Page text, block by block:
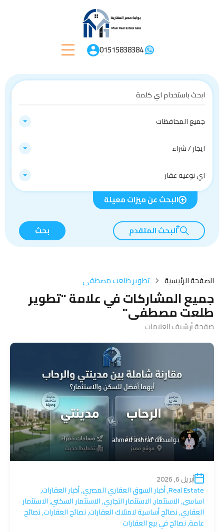
01515838384
جميع المحافظات
ايجار / شراء
اي نوعيه عقار
البحث عن ميزات معينة
البحث المتقدم بحث
الصفحة الرئيسية تطوير طلعت مصطفى
جميع المشاركات في علامة "تطوير
طلعت مصطفى"
صفحة أرشيف العلامات
بواسطةahmed ashraf
أبريل 6, 2026
Real Estate
,أخبار السوق العقاري المصري,أخبار العقارات,
اساسي,الاستثمار,الاستثمار التجاري,الاستثمار السكني,الاستثمار
العقاري,نصائح أساسية لامتلاك العقارات,نصائح العقارات,نصائح
عامة,نصائح في بيع العقارات